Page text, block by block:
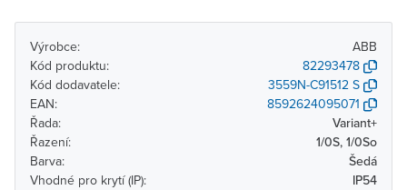
Výrobce:
ABB
Kód produktu:
82293478
Kód dodavatele:
3559N-C91512 S
EAN:
8592624095071
Řada:
Variant+
Řazení:
1/0S, 1/0So
Barva:
Šedá
Vhodné pro krytí (IP):
IP54